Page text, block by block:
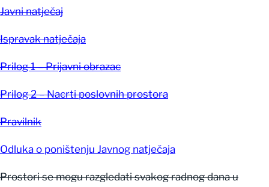
Javni natječaj
Ispravak natječaja
Prilog 1 – Prijavni obrazac
Prilog 2 – Nacrti poslovnih prostora
Pravilnik
Odluka o poništenju Javnog natječaja
Prostori se mogu razgledati svakog radnog dana u